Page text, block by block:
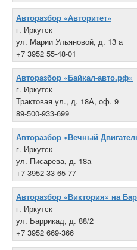
Авторазбор «Авторитет»
г. Иркутск
ул. Марии Ульяновой, д. 13 а
+7 3952 55-48-01
Авторазбор «Байкал-авто.рф»
г. Иркутск
Трактовая ул., д. 18А, оф. 9
89-500-933-699
Авторазбор «Вечный
г. Иркутск
ул. Писарева, д. 18а
+7 3952 33-65-77
Авторазбор «Виктория» на
г. Иркутск
ул. Баррикад, д. 88/2
+7 3952 669-366